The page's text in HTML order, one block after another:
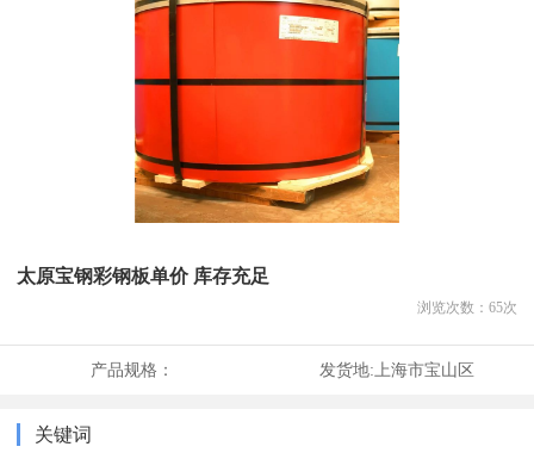
太原宝钢彩钢板单价 库存充足
浏览次数： 65次
产品规格： 发货地: 上海市宝山区
关键词